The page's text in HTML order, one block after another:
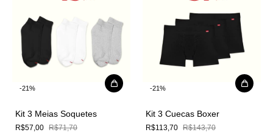
-21%
Kit 3 Meias Soquetes
R$57,00 R$71,70
-21%
Kit 3 Cuecas Boxer
R$113,70 R$143,70